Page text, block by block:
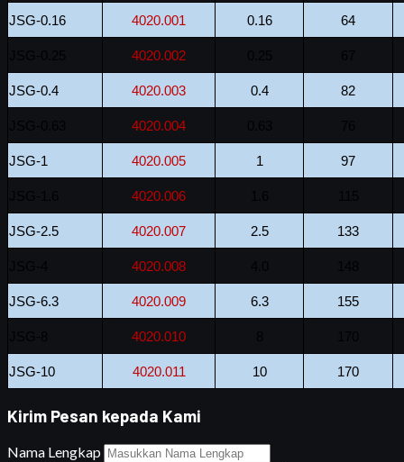
JSG-0.16 4020.001 0.16 64
4020.002
JSG-0.4 4020.003 0.4 82
4020.004
JSG-1 4020.005 1 97
4020.006
JSG-2.5 4020.007 2.5 133
4020.008
JSG-6.3 4020.009 6.3 155
4020.010
JSG-10 4020.011 10 170
Kirim Pesan kepada Kami
Nama Lengkap